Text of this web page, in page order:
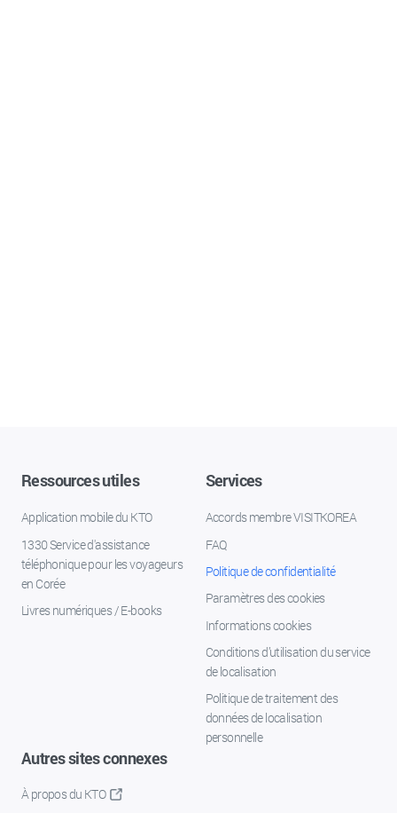
Ressources utiles
Application mobile du KTO
1330 Service d'assistance
téléphonique pour les voyageurs
en Corée
Livres numériques / E-books
Services
Accords membre VISITKOREA
FAQ
Politique de confidentialité
Paramètres des cookies
Informations cookies
Conditions d’utilisation du service
de localisation
Politique de traitement des
données de localisation
personnelle
Autres sites connexes
À propos du KTO